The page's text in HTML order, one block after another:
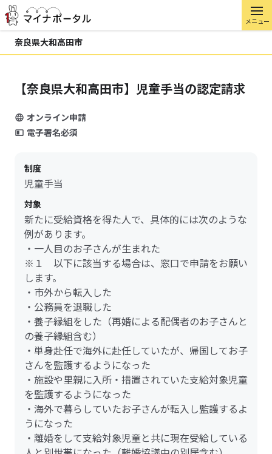
メニュー
奈良県大和高田市
【奈良県大和高田市】児童手当の認定請求
オンライン申請
電子署名必須
制度
児童手当
対象
新たに受給資格を得た人で、具体的には次のような
例があります。
・一人目のお子さんが生まれた
※１ 以下に該当する場合は、窓口で申請をお願い
します。
・市外から転入した
・公務員を退職した
・養子縁組をした（再婚による配偶者のお子さんと
の養子縁組含む）
・単身赴任で海外に赴任していたが、帰国してお子
さんを監護するようになった
・施設や里親に入所・措置されていた支給対象児童
を監護するようになった
・海外で暮らしていたお子さんが転入し監護するよ
うになった
・離婚をして支給対象児童と共に現在受給している